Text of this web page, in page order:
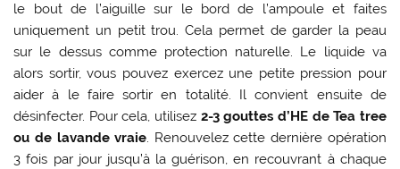
le bout de l’aiguille sur le bord de l’ampoule et faites
uniquement un petit trou. Cela permet de garder la peau
sur le dessus comme protection naturelle. Le liquide va
alors sortir, vous pouvez exercez une petite pression pour
aider à le faire sortir en totalité. Il convient ensuite de
désinfecter. Pour cela, utilisez 2-3 gouttes d’HE de Tea tree
ou de lavande vraie. Renouvelez cette dernière opération
3 fois par jour jusqu’à la guérison, en recouvrant à chaque